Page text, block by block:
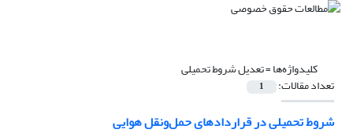
کلیدواژه‌ها =تعدیل شروط تحمیلی
تعداد مقالات: 1
شروط تحمیلی در قراردادهای حمل‌ونقل هوایی